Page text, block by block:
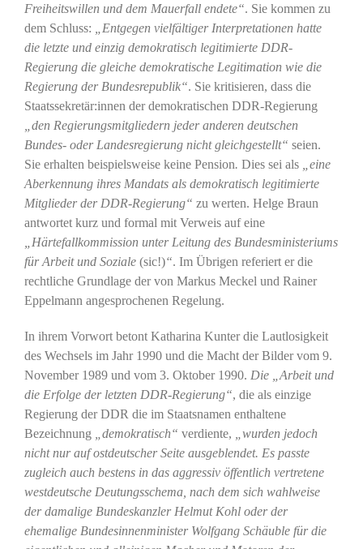
Freiheitswillen und dem Mauerfall endete“. Sie kommen zu
dem Schluss:
„Entgegen vielfältiger Interpretationen hatte
die letzte und einzig demokratisch legitimierte DDR-
Regierung die gleiche demokratische Legitimation wie die
Regierung der Bundesrepublik“. Sie kritisieren, dass die
Staatssekretär:innen der demokratischen DDR-Regierung
„den Regierungsmitgliedern jeder anderen deutschen
Bundes- oder Landesregierung nicht gleichgestellt“ seien.
Sie erhalten beispielsweise keine Pension. Dies sei als
„eine
Aberkennung ihres Mandats als demokratisch legitimierte
Mitglieder der DDR-Regierung“ zu werten. Helge Braun
antwortet kurz und formal mit Verweis auf eine
„Härtefallkommission unter Leitung des Bundesministeriums
für Arbeit und Soziale(sic!)“. Im Übrigen referiert er die
rechtliche Grundlage der von Markus Meckel und Rainer
Eppelmann angesprochenen Regelung.
In ihrem Vorwort betont Katharina Kunter die Lautlosigkeit
des Wechsels im Jahr 1990 und die Macht der Bilder vom 9.
November 1989 und vom 3. Oktober 1990. Die „Arbeit und
die Erfolge der letzten DDR-Regierung“, die als einzige
Regierung der DDR die im Staatsnamen enthaltene
Bezeichnung
„demokratisch“ verdiente,
„wurden jedoch
nicht nur auf ostdeutscher Seite ausgeblendet. Es passte
zugleich auch bestens in das aggressiv öffentlich vertretene
westdeutsche Deutungsschema, nach dem sich wahlweise
der damalige Bundeskanzler Helmut Kohl oder der
ehemalige Bundesinnenminister Wolfgang Schäuble für die